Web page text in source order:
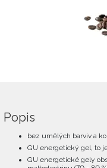
Popis
bez umělých barviv a
GU energetický gel, to
GU energetické gely